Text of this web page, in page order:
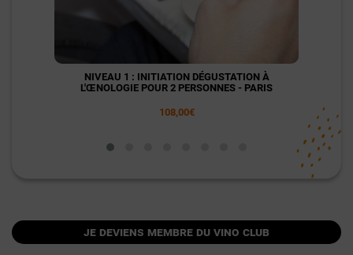
NIVEAU 1 : INITIATION DÉGUSTATION À
L'ŒNOLOGIE POUR 2 PERSONNES - PARIS
108,00€
je deviens membre du vino club